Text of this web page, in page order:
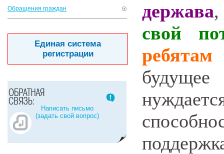
Обращения граждан
Единая система
регистрации
Написать письмо
(задать свой вопрос)
держава
свой
ребятам